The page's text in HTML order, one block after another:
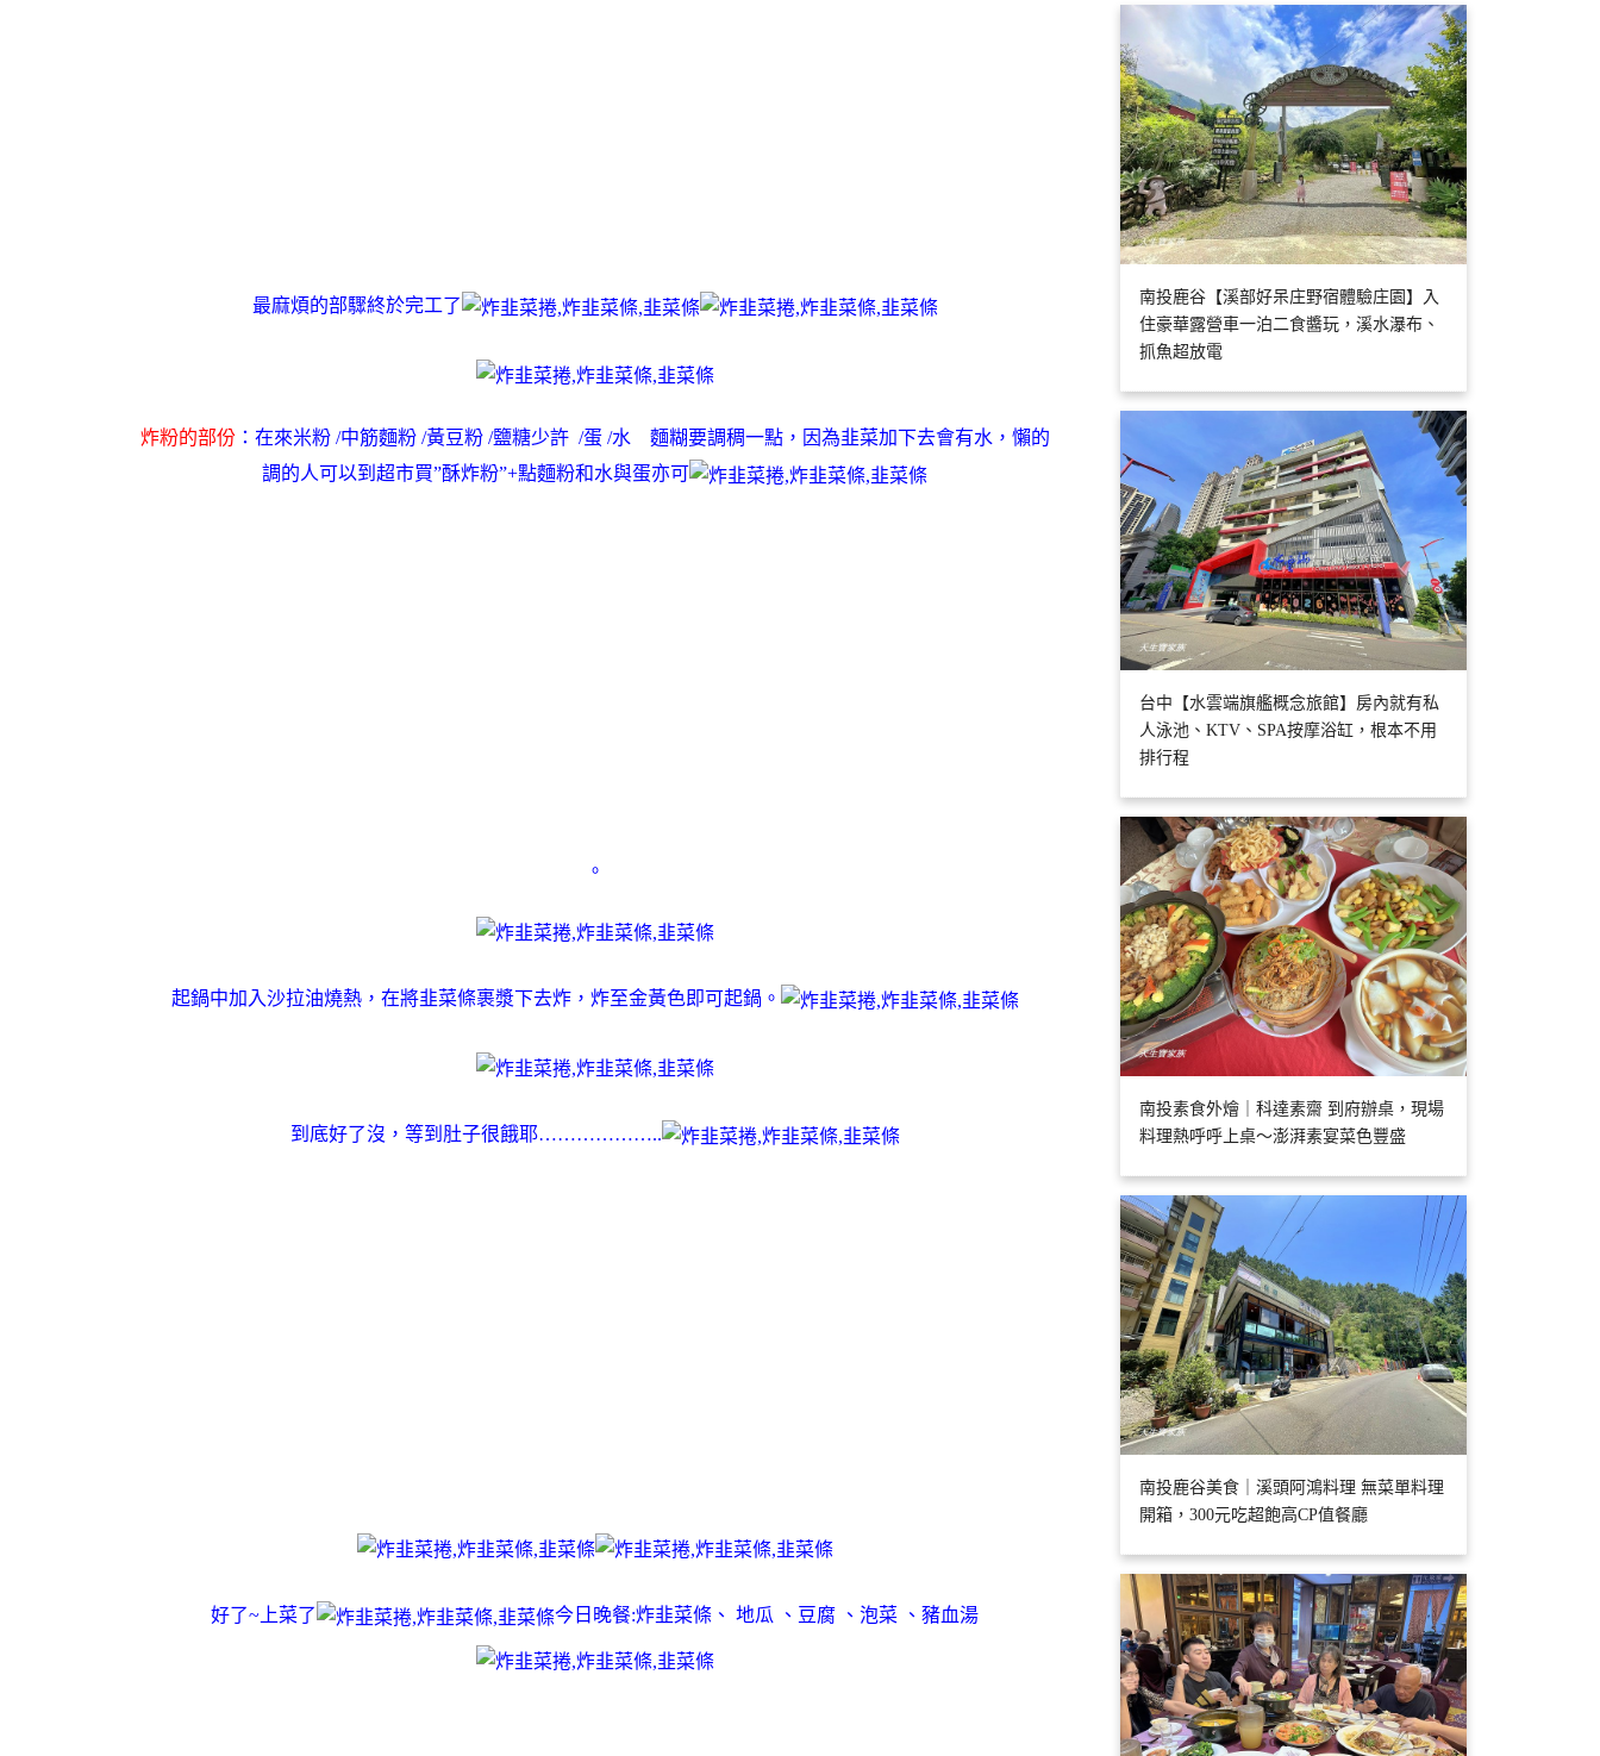
最麻煩的部驟終於完工了
炸粉的部份：在來米粉 /中筋麵粉 /黃豆粉 /鹽糖少許 /蛋 /水 麵糊要調稠一點，因為韭菜加下去會有水，懶的
調的人可以到超市買”酥炸粉”+點麵粉和水與蛋亦可
。
起鍋中加入沙拉油燒熱，在將韭菜條裹漿下去炸，炸至金黃色即可起鍋。
到底好了沒，等到肚子很餓耶………………..
好了~上菜了 今日晚餐:炸韭菜條、 地瓜 、豆腐 、泡菜 、豬血湯
南投鹿谷【溪部好呆庄野宿體驗庄園】入
住豪華露營車一泊二食醬玩，溪水瀑布、
抓魚超放電
台中【水雲端旗艦概念旅館】房內就有私
人泳池、KTV、SPA按摩浴缸，根本不用
排行程
南投素食外燴｜科達素齋 到府辦桌，現場
料理熱呼呼上桌～澎湃素宴菜色豐盛
南投鹿谷美食｜溪頭阿鴻料理 無菜單料理
開箱，300元吃超飽高CP值餐廳